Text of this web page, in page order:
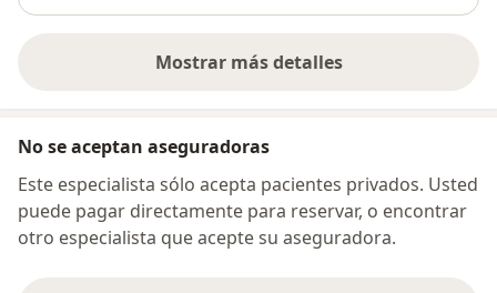
Mostrar más detalles
sobre la dirección
No se aceptan aseguradoras
Este especialista sólo acepta pacientes privados. Usted
puede pagar directamente para reservar, o encontrar
otro especialista que acepte su aseguradora.